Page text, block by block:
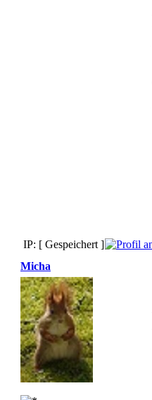
IP: [ Gespeichert ]
Micha